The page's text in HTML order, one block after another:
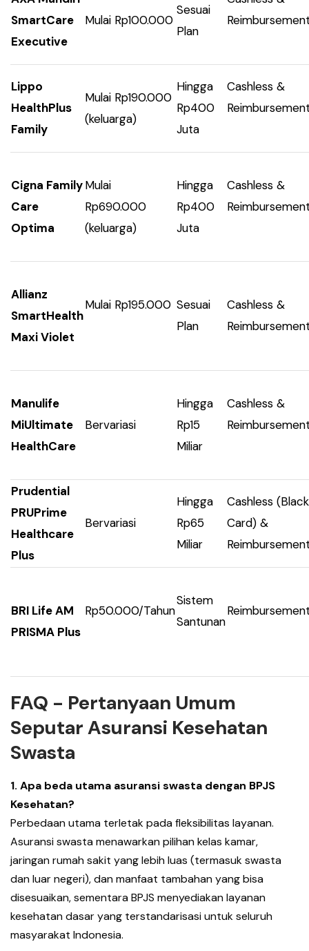
SmartCare
Executive
Mulai Rp100.000
Sesuai
Plan
Lippo
HealthPlus
Family
Mulai Rp190.000
(keluarga)
Hingga
Rp400
Juta
Cashless &
Cigna Family
Care
Optima
Mulai
Rp690.000
(keluarga)
Hingga
Rp400
Juta
Cashless &
Allianz
SmartHealth
Maxi Violet
Mulai Rp195.000 Sesuai
Plan
Cashless &
Manulife
MiUltimate
HealthCare
Bervariasi
Hingga
Rp15
Miliar
Cashless &
Prudential
PRUPrime
Healthcare
Plus
Bervariasi
Hingga
Rp65
Miliar
Cashless (Black
Card) &
BRI Life AM
PRISMA Plus
Rp50.000/Tahun
Sistem
Santunan
FAQ - Pertanyaan Umum
Seputar Asuransi Kesehatan
Swasta
1. Apa beda utama asuransi swasta dengan BPJS
Kesehatan?
Perbedaan utama terletak pada fleksibilitas layanan.
Asuransi swasta menawarkan pilihan kelas kamar,
jaringan rumah sakit yang lebih luas (termasuk swasta
dan luar negeri), dan manfaat tambahan yang bisa
disesuaikan, sementara BPJS menyediakan layanan
kesehatan dasar yang terstandarisasi untuk seluruh
masyarakat Indonesia.